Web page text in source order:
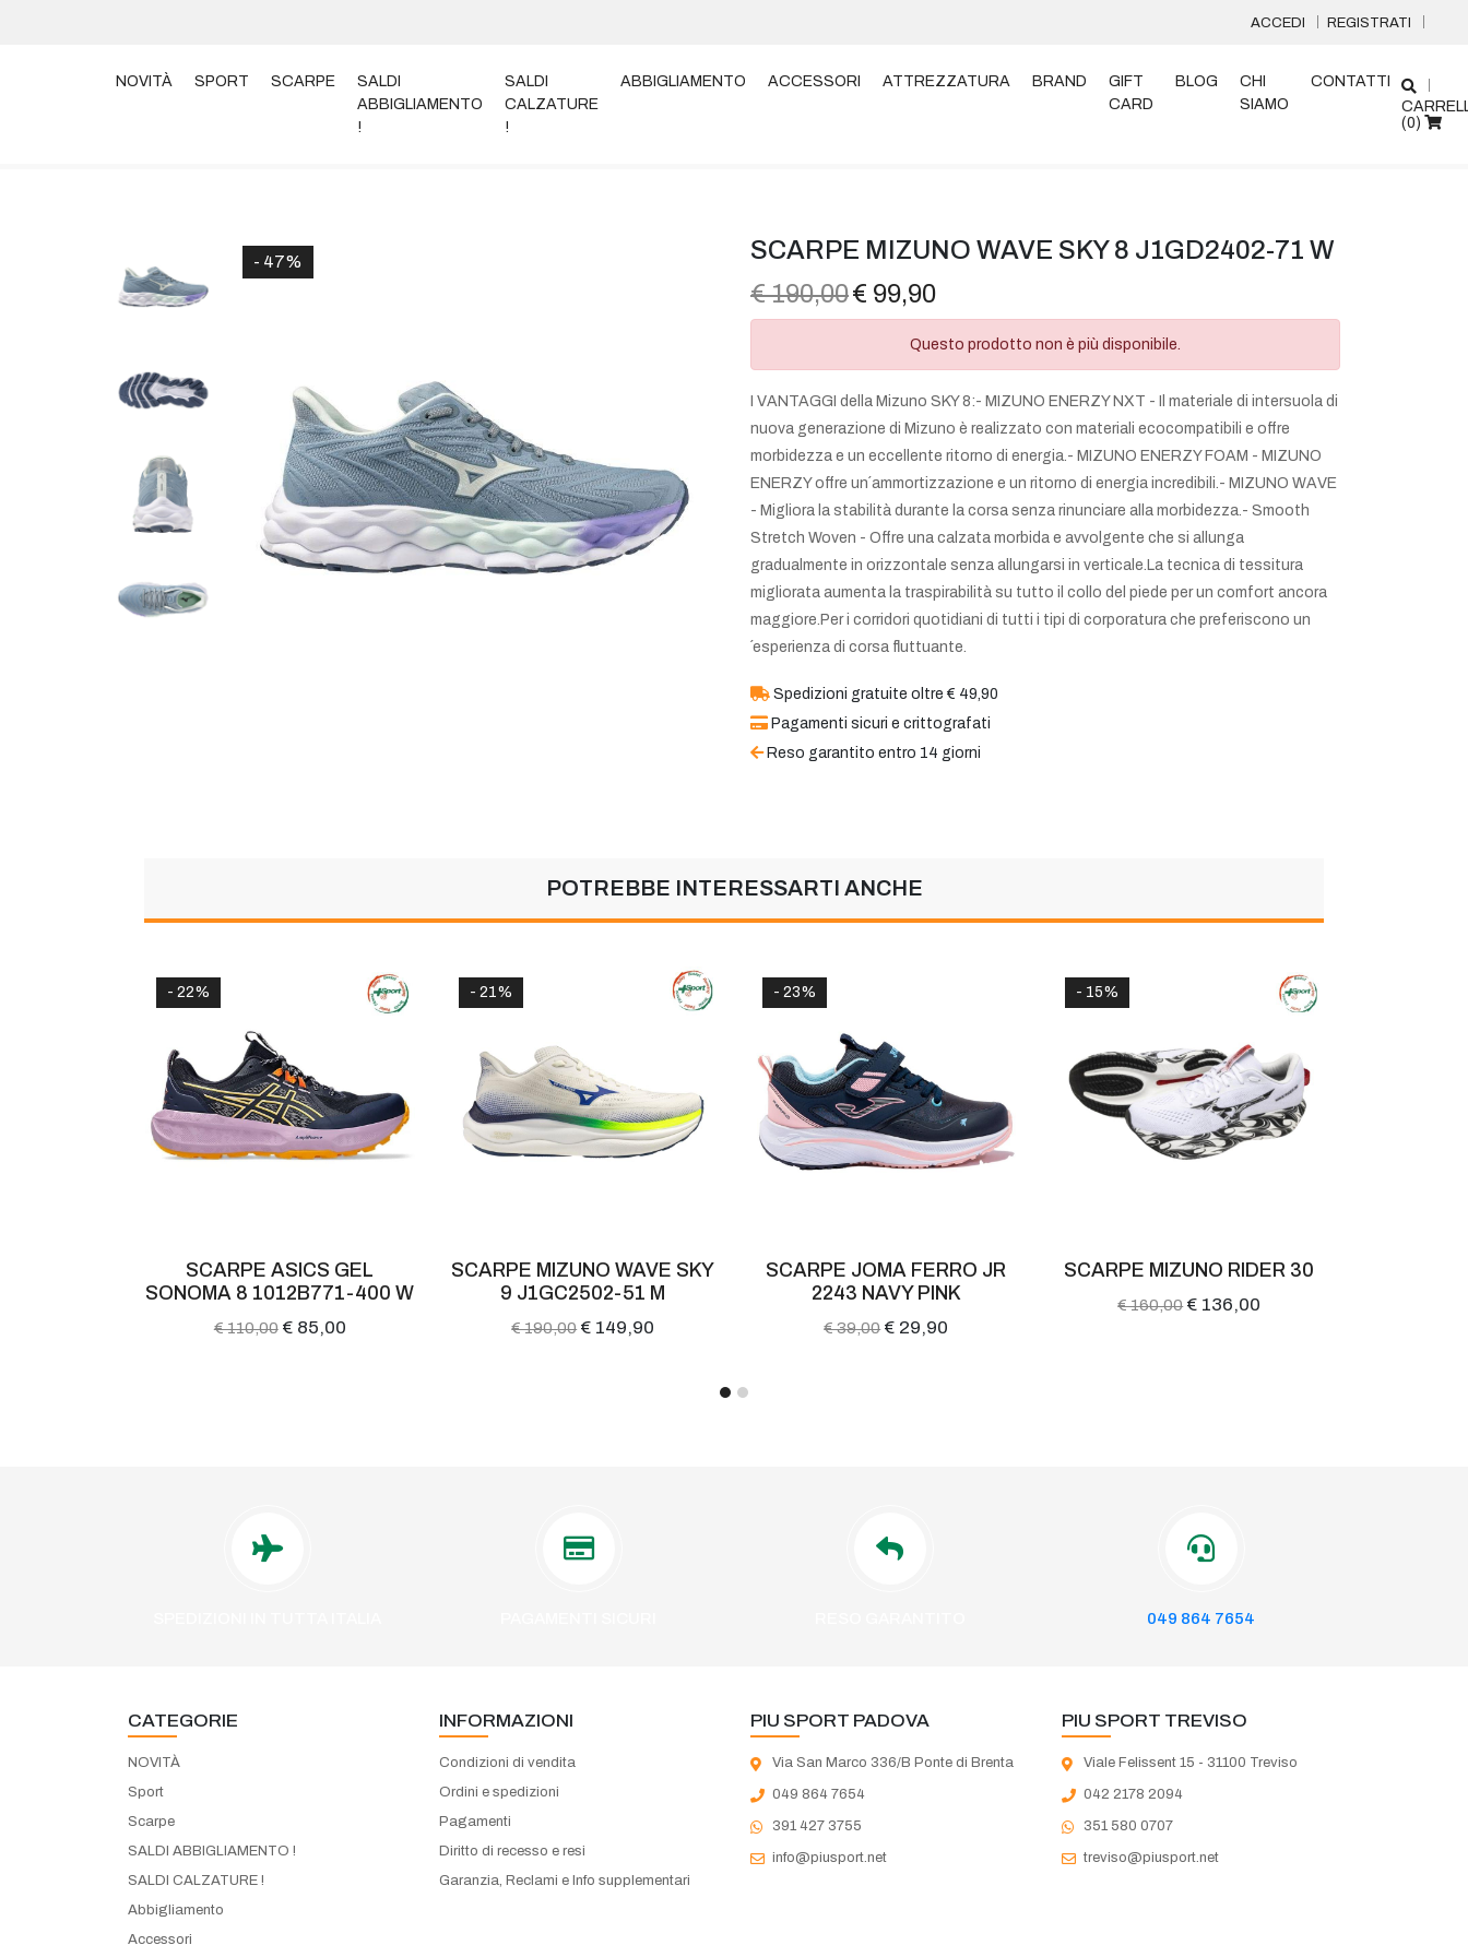
ACCEDI REGISTRATI
NOVITÀ SPORT SCARPE
SALDI
ABBIGLIAMENTO
!
SALDI
CALZATURE
!
ABBIGLIAMENTO ACCESSORI ATTREZZATURA BRAND
GIFT
CARD
BLOG
CHI
SIAMO
CONTATTI
(0)
- 47%
SCARPE MIZUNO WAVE SKY 8 J1GD2402-71 W
€ 190,00€ 99,90
Questo prodotto non è più disponibile.
I VANTAGGI della Mizuno SKY 8:- MIZUNO ENERZY NXT - Il materiale di intersuola di
nuova generazione di Mizuno è realizzato con materiali ecocompatibili e offre
morbidezza e un eccellente ritorno di energia.- MIZUNO ENERZY FOAM - MIZUNO
ENERZY offre un´ammortizzazione e un ritorno di energia incredibili.- MIZUNO WAVE
- Migliora la stabilità durante la corsa senza rinunciare alla morbidezza.- Smooth
Stretch Woven - Offre una calzata morbida e avvolgente che si allunga
gradualmente in orizzontale senza allungarsi in verticale.La tecnica di tessitura
migliorata aumenta la traspirabilità su tutto il collo del piede per un comfort ancora
maggiore.Per i corridori quotidiani di tutti i tipi di corporatura che preferiscono un
´esperienza di corsa fluttuante.
Spedizioni gratuite oltre € 49,90
Pagamenti sicuri e crittografati
Reso garantito entro 14 giorni
POTREBBE INTERESSARTI ANCHE
- 22%
SCARPE ASICS GEL
SONOMA 8 1012B771-400 W
€ 110,00 € 85,00
- 21%
SCARPE MIZUNO WAVE SKY
9 J1GC2502-51 M
€ 190,00 € 149,90
- 23%
SCARPE JOMA FERRO JR
2243 NAVY PINK
€ 39,00 € 29,90
- 15%
SCARPE MIZUNO RIDER 30
€ 160,00 € 136,00
049 864 7654
CATEGORIE
NOVITÀ
Sport
Scarpe
SALDI ABBIGLIAMENTO !
SALDI CALZATURE !
Abbigliamento
Accessori
INFORMAZIONI
Condizioni di vendita
Ordini e spedizioni
Pagamenti
Diritto di recesso e resi
Garanzia, Reclami e Info supplementari
PIU SPORT PADOVA
Via San Marco 336/B Ponte di Brenta
049 864 7654
391 427 3755
info@piusport.net
PIU SPORT TREVISO
Viale Felissent 15 - 31100 Treviso
042 2178 2094
351 580 0707
treviso@piusport.net